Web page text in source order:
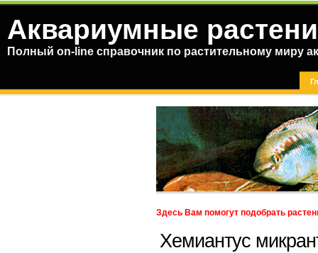
Аквариумные
Полный on-line справочник по растительному миру
Здесь Вам помогут подобрать
Хемиантус